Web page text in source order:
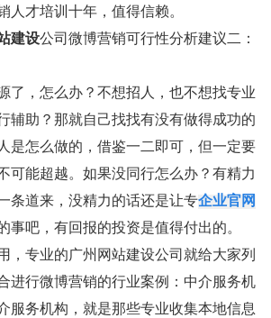
人才培训十年，值得信赖。
建设公司微博营销可行性分析建议二：
，怎么办？不想招人，也不想找专业
辅助？那就自己找找有没有做得成功的
是怎么做的，借鉴一二即可，但一定要
可能超越。如果没同行怎么办？有精力
条道来，没精力的话还是让专企业官网
事吧，有回报的投资是值得付出的。
专业的广州网站建设公司就给大家列
进行微博营销的行业案例：中介服务机
服务机构，就是那些专业收集本地信息